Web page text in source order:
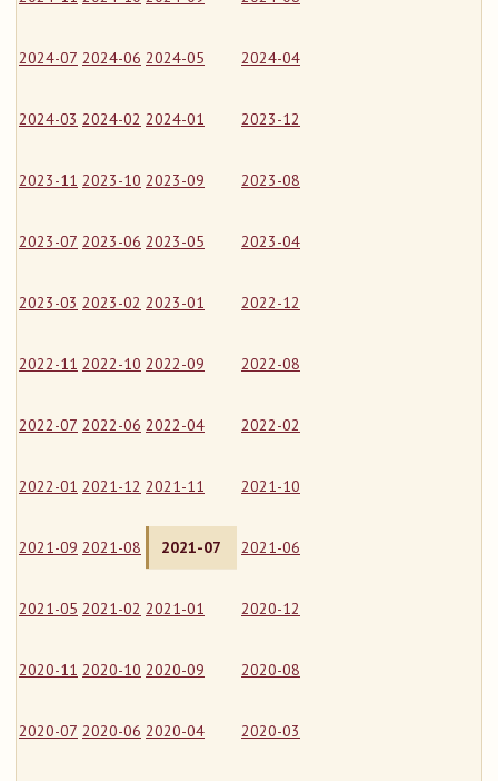
2024-07 2024-06 2024-05 2024-04
2024-03 2024-02 2024-01 2023-12
2023-11 2023-10 2023-09 2023-08
2023-07 2023-06 2023-05 2023-04
2023-03 2023-02 2023-01 2022-12
2022-11 2022-10 2022-09 2022-08
2022-07 2022-06 2022-04 2022-02
2022-01 2021-12 2021-11 2021-10
2021-09 2021-08 2021-07 2021-06
2021-05 2021-02 2021-01 2020-12
2020-11 2020-10 2020-09 2020-08
2020-07 2020-06 2020-04 2020-03